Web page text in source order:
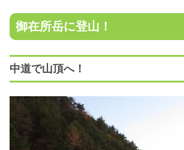
御在所岳に登山！
中道で山頂へ！